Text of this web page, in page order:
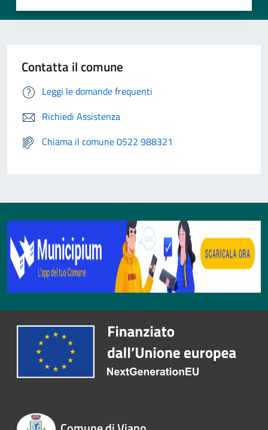
Contatta il comune
Leggi le domande frequenti
Richiedi Assistenza
Chiama il comune 0522 988321